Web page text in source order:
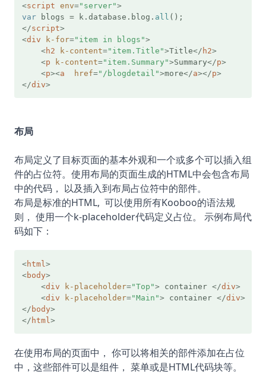
<script env="server">
var blogs = k.database . blog . all
</script>
<div k-for="item in blogs">
<h2 k-content="item.Title">Title</ h2>
<p k-content="item.Summary">Summary</p>
<p><a href="/blogdetail">more</a></p>
</div>
布局
布局定义了目标页面的基本外观和一个或多个可以插入组
件的占位符。使用布局的页面生成的HTML中会包含布局
中的代码， 以及插入到布局占位符中的部件。
布局是标准的HTML, 可以使用所有Kooboo的语法规
则， 使用一个k-placeholder代码定义占位。 示例布局代
码如下：
<html>
<body>
<div k-placeholder="Top"> container </div>
<div k-placeholder="Main"> container </div>
</ body>
</ html>
在使用布局的页面中， 你可以将相关的部件添加在占位
中，这些部件可以是组件， 菜单或是HTML代码块等。